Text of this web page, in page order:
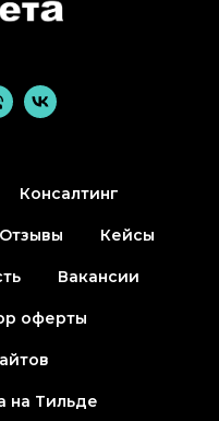
Консалтинг
Отзывы Кейсы
Вакансии
оферты
на Тильде